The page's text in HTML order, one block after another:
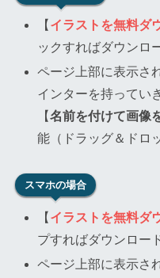
【 イラストを無料ダ
ックすればダウンロ
ページ上部に表示さ
インターを持ってい
【名前を付けて画像
能（ドラッグ＆ドロ
スマホの場合
【 イラストを無料ダ
プすればダウンロー
ページ上部に表示さ